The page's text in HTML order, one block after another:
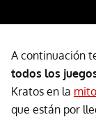
A continuación
todos los
Kratos en la
que están por